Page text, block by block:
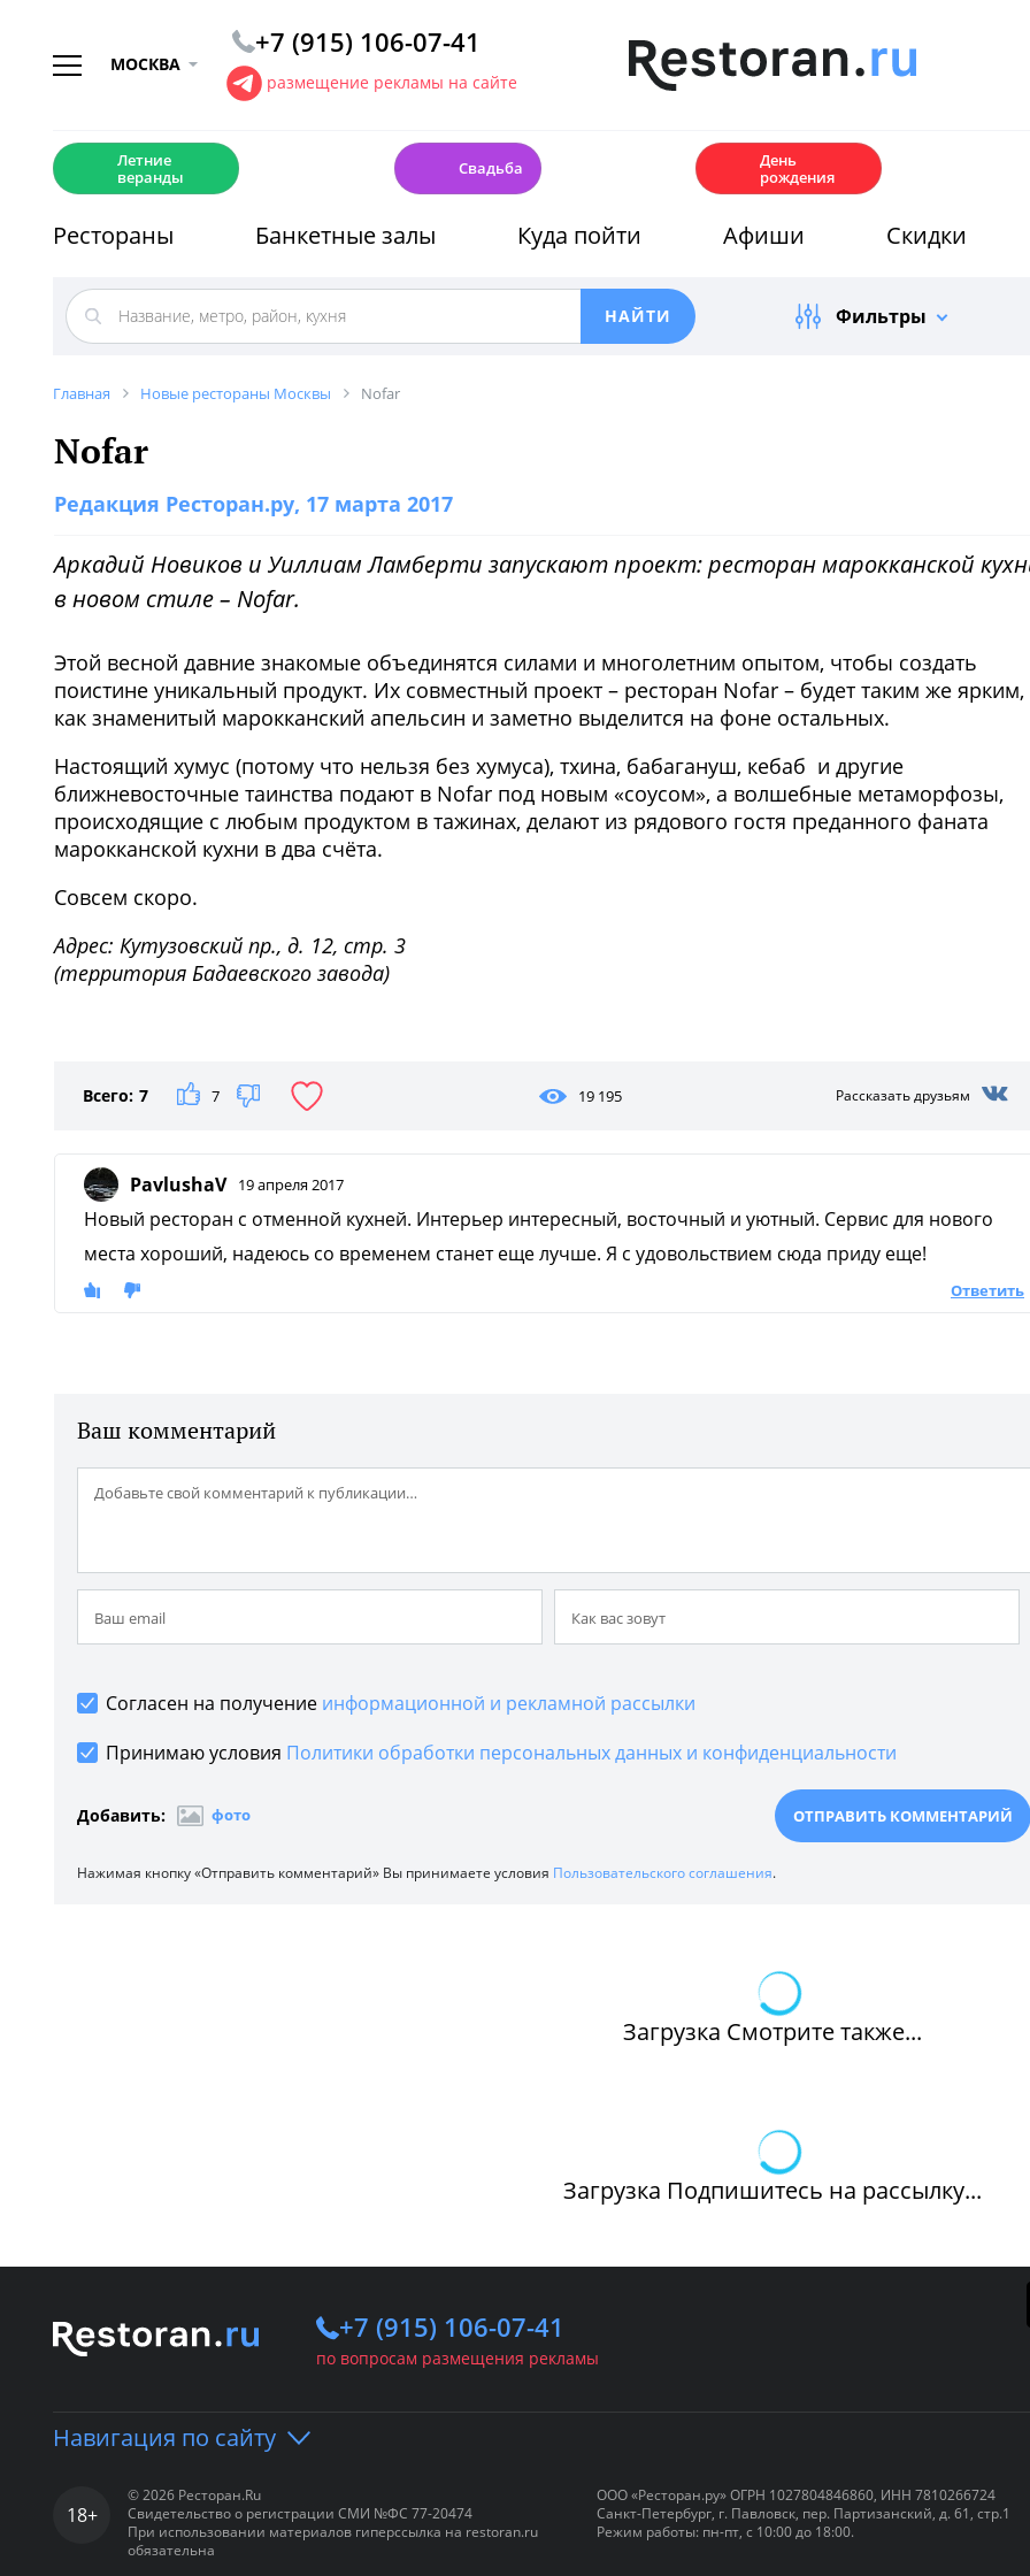
МОСКВА
+7 (915) 106-07-41
размещение рекламы на сайте
Летние
веранды
Свадьба
День
рождения
Рестораны Банкетные залы Куда пойти Афиши Скидки
Фильтры
Главная Новые рестораны Москвы Nofar
Nofar
Редакция Ресторан.ру, 17 марта 2017
Аркадий Новиков и Уиллиам Ламберти запускают проект: ресторан марокканской
в новом стиле – Nofar.
Этой весной давние знакомые объединятся силами и многолетним опытом, чтобы создать
поистине уникальный продукт. Их совместный проект – ресторан Nofar – будет таким же ярким,
как знаменитый марокканский апельсин и заметно выделится на фоне остальных.
Настоящий хумус (потому что нельзя без хумуса), тхина, бабагануш, кебаб и другие
ближневосточные таинства подают в Nofar под новым «соусом», а волшебные метаморфозы,
происходящие с любым продуктом в тажинах, делают из рядового гостя преданного фаната
марокканской кухни в два счёта.
Совсем скоро.
Адрес: Кутузовский пр., д. 12, стр. 3
(территория Бадаевского завода)
Всего: 7 7 19 195 Рассказать друзьям
PavlushaV 19 апреля 2017
Новый ресторан с отменной кухней. Интерьер интересный, восточный и уютный. Сервис для нового
места хороший, надеюсь со временем станет еще лучше. Я с удовольствием сюда приду еще!
Ответить
Ваш комментарий
Согласен на получение информационной и рекламной рассылки
Принимаю условия Политики обработки персональных данных и конфиденциальности
Добавить: фото
Нажимая кнопку «Отправить комментарий» Вы принимаете условия Пользовательского соглашения.
Загрузка Смотрите также...
Загрузка Подпишитесь на рассылку...
+7 (915) 106-07-41
по вопросам размещения рекламы
Навигация по сайту
Портал Рестораны Банкетные залы Куда пойти Афиши
18+
© 2026 Ресторан.Ru
Свидетельство о регистрации СМИ №ФС 77-20474
При использовании материалов гиперссылка на restoran.ru
обязательна
ООО «Ресторан.ру» ОГРН 1027804846860, ИНН 7810266724
Санкт-Петербург, г. Павловск, пер. Партизанский, д. 61, стр.1
Режим работы: пн-пт, с 10:00 до 18:00.